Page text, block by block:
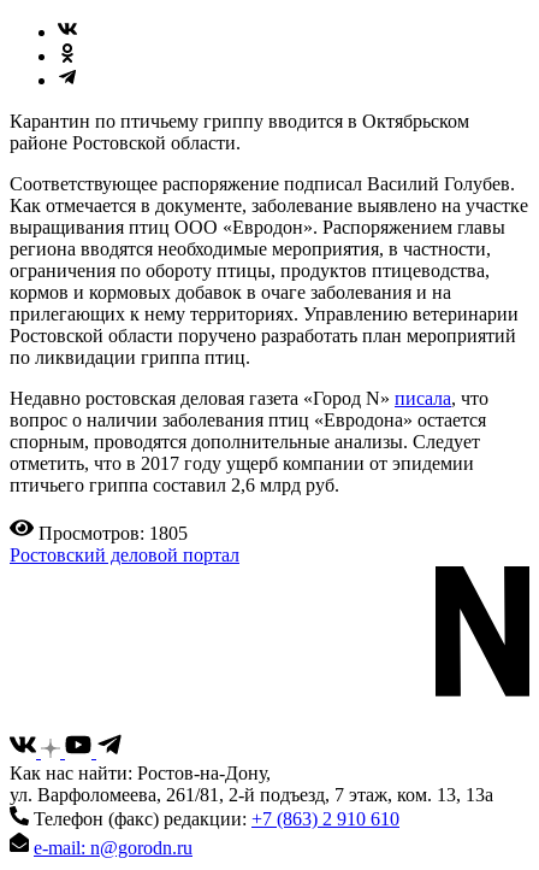
Карантин по птичьему гриппу вводится в Октябрьском
районе Ростовской области.
Соответствующее распоряжение подписал Василий Голубев.
Как отмечается в документе, заболевание выявлено на участке
выращивания птиц ООО «Евродон». Распоряжением главы
региона вводятся необходимые мероприятия, в частности,
ограничения по обороту птицы, продуктов птицеводства,
кормов и кормовых добавок в очаге заболевания и на
прилегающих к нему территориях. Управлению ветеринарии
Ростовской области поручено разработать план мероприятий
по ликвидации гриппа птиц.
Недавно ростовская деловая газета «Город N» писала, что
вопрос о наличии заболевания птиц «Евродона» остается
спорным, проводятся дополнительные анализы. Следует
отметить, что в 2017 году ущерб компании от эпидемии
птичьего гриппа составил 2,6 млрд руб.
Просмотров: 1805
Ростовский деловой портал
Как нас найти: Ростов-на-Дону,
ул. Варфоломеева, 261/81, 2-й подъезд, 7 этаж, ком. 13, 13а
Телефон (факс) редакции: +7 (863) 2 910 610
e-mail: n@gorodn.ru